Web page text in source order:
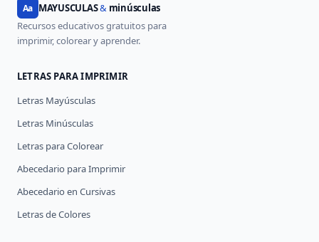
Aa MAYUSCULAS& minúsculas
Recursos educativos gratuitos para
imprimir, colorear y aprender.
LETRAS PARA IMPRIMIR
Letras Mayúsculas
Letras Minúsculas
Letras para Colorear
Abecedario para Imprimir
Abecedario en Cursivas
Letras de Colores